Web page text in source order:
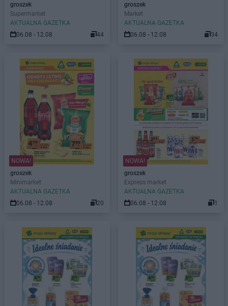
groszek
Supermarket
AKTUALNA GAZETKA
06.08 - 12.08
44
groszek
Market
AKTUALNA GAZETKA
06.08 - 12.08
34
NOWA!
groszek
Minimarket
AKTUALNA GAZETKA
06.08 - 12.08
20
NOWA!
groszek
Express market
AKTUALNA GAZETKA
06.08 - 12.08
1